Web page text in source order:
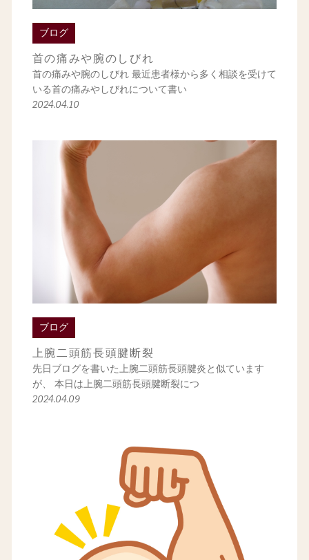
ブログ
首の痛みや腕のしびれ
首の痛みや腕のしびれ 最近患者様から多く相談を受けて
いる首の痛みやしびれについて書い
2024.04.10
ブログ
上腕二頭筋長頭腱断裂
先日ブログを書いた上腕二頭筋長頭腱炎と似ています
が、 本日は上腕二頭筋長頭腱断裂につ
2024.04.09